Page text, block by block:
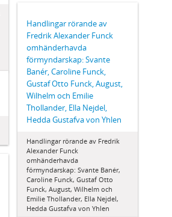
Handlingar rörande av
Fredrik Alexander Funck
omhänderhavda
förmyndarskap: Svante
Banér, Caroline Funck,
Gustaf Otto Funck, August,
Wilhelm och Emilie
Thollander, Ella Nejdel,
Hedda Gustafva von Yhlen
Handlingar rörande av Fredrik
Alexander Funck
omhänderhavda
förmyndarskap: Svante Banér,
Caroline Funck, Gustaf Otto
Funck, August, Wilhelm och
Emilie Thollander, Ella Nejdel,
Hedda Gustafva von Yhlen